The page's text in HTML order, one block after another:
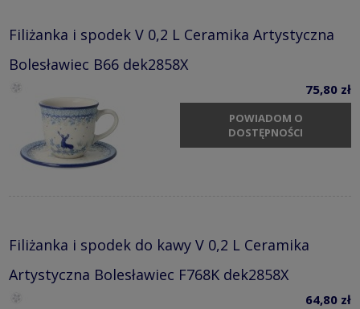
Filiżanka i spodek V 0,2 L Ceramika Artystyczna
Bolesławiec B66 dek2858X
75,80 zł
POWIADOM O
DOSTĘPNOŚCI
Filiżanka i spodek do kawy V 0,2 L Ceramika
Artystyczna Bolesławiec F768K dek2858X
64,80 zł